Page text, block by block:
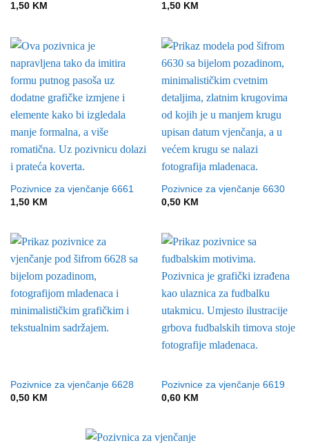
1,50 KM
1,50 KM
Pozivnice za vjenčanje 6661
1,50 KM
Pozivnice za vjenčanje 6630
0,50 KM
Pozivnice za vjenčanje 6628
0,50 KM
Pozivnice za vjenčanje 6619
0,60 KM